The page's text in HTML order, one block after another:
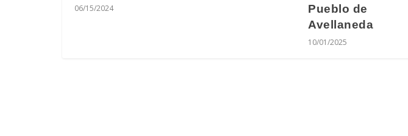
06/15/2024
Pueblo de
Avellaneda
10/01/2025